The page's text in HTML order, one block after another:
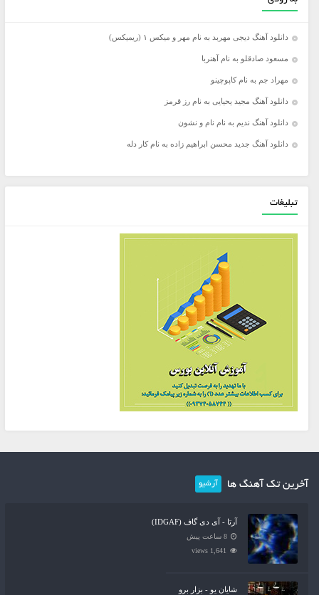
دانلود آهنگ دیجی مهربد به نام مهر و میکس ۱ (ریمیکس)
مسعود صادقلو به نام آهنربا
مهراد جم به نام کاپوچینو
دانلود آهنگ مجید یحیایی به نام رز قرمز
دانلود آهنگ ندیم به نام نام و نشون
دانلود آهنگ جدید محسن ابراهیم زاده به نام کار دله
تبلیغات
آخرین تک آهنگ ها آرشیو
آرتا - آی دی گاف (IDGAF)
8 ساعت پیش
1,641 views
شایان یو - بزار برو